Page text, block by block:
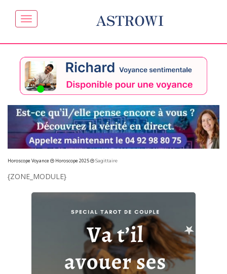
ASTROWI
Horoscope Voyance Horoscope 2025 Sagittaire
{ZONE_MODULE}